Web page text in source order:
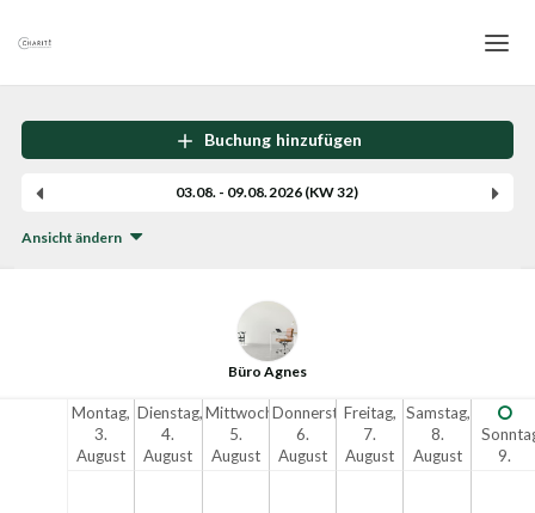
Buchung hinzufügen
03.08. - 09.08.2026 (KW 32)
Ansicht ändern
Büro Agnes
Montag,
3.
August
Dienstag,
4.
August
Mittwoch,
5.
August
Donnerstag,
6.
August
Freitag,
7.
August
Samstag,
8.
August
9.